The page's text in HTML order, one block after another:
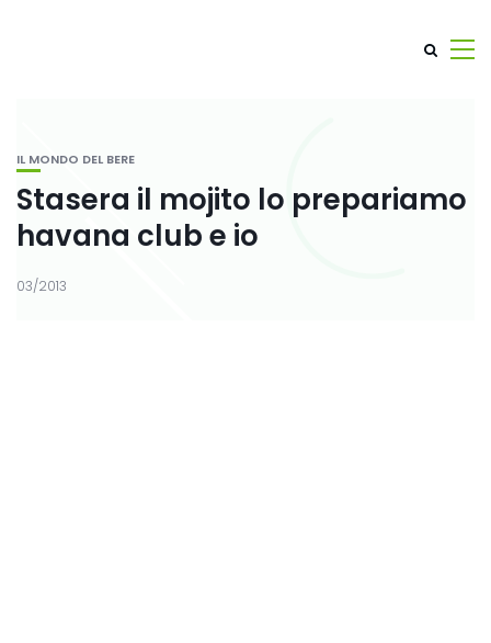
IL MONDO DEL BERE
Stasera il mojito lo prepariamo
havana club e io
03/2013